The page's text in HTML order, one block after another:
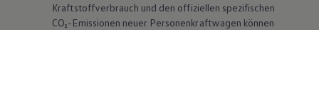
Kraftstoffverbrauch und den offiziellen spezifischen
CO₂-Emissionen neuer Personenkraftwagen können